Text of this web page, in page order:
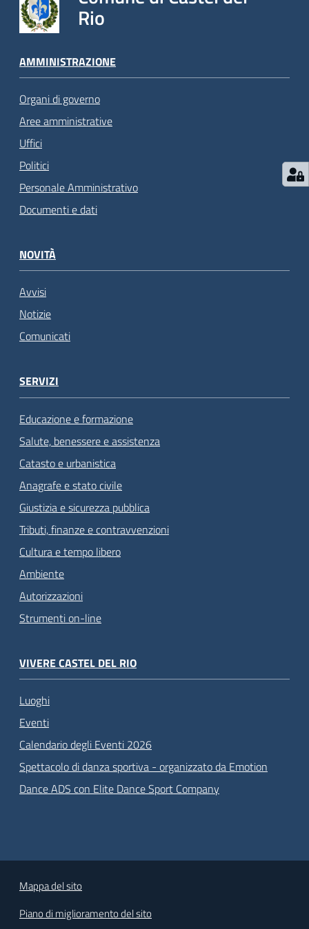
Rio
AMMINISTRAZIONE
Organi di governo
Aree amministrative
Uffici
Politici
Personale Amministrativo
Documenti e dati
NOVITÀ
Avvisi
Notizie
Comunicati
SERVIZI
Educazione e formazione
Salute, benessere e assistenza
Catasto e urbanistica
Anagrafe e stato civile
Giustizia e sicurezza pubblica
Tributi, finanze e contravvenzioni
Cultura e tempo libero
Ambiente
Autorizzazioni
Strumenti on-line
VIVERE CASTEL DEL RIO
Luoghi
Eventi
Calendario degli Eventi 2026
Spettacolo di danza sportiva - organizzato da Emotion
Dance ADS con Elite Dance Sport Company
Mappa del sito
Piano di miglioramento del sito